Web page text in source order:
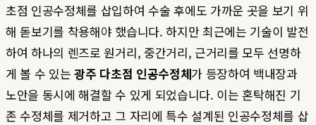
초점 인공수정체를 삽입하여 수술 후에도 가까운 곳을 보기 위
해 돋보기를 착용해야 했습니다. 하지만 최근에는 기술이 발전
하여 하나의 렌즈로 원거리, 중간거리, 근거리를 모두 선명하
게 볼 수 있는광주 다초점 인공수정체가 등장하여 백내장과
노안을 동시에 해결할 수 있게 되었습니다. 이는 혼탁해진 기
존 수정체를 제거하고 그 자리에 특수 설계된 인공수정체를 삽